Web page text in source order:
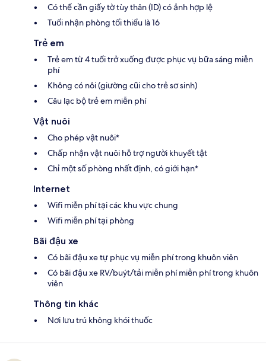
Có thể cần giấy tờ tùy thân (ID) có ảnh hợp lệ
Tuổi nhận phòng tối thiểu là 16
Trẻ em
Trẻ em từ 4 tuổi trở xuống được phục vụ bữa sáng miễn
phí
Không có nôi (giường cũi cho trẻ sơ sinh)
Câu lạc bộ trẻ em miễn phí
Vật nuôi
Cho phép vật nuôi*
Chấp nhận vật nuôi hỗ trợ người khuyết tật
Chỉ một số phòng nhất định, có giới hạn*
Internet
Wifi miễn phí tại các khu vực chung
Wifi miễn phí tại phòng
Bãi đậu xe
Có bãi đậu xe tự phục vụ miễn phí trong khuôn viên
Có bãi đậu xe RV/buýt/tải miễn phí miễn phí trong khuôn
viên
Thông tin khác
Nơi lưu trú không khói thuốc